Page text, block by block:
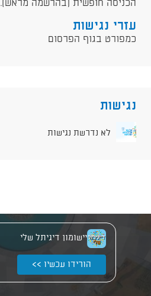
הכניסה חופשית (בהרשמה מראש).
עזרי נגישות
כמפורט בגוף הפרסום
נגישות
לא נדרשת נגישות
יישומון דיגיתל שלי
הורידו עכשיו >>